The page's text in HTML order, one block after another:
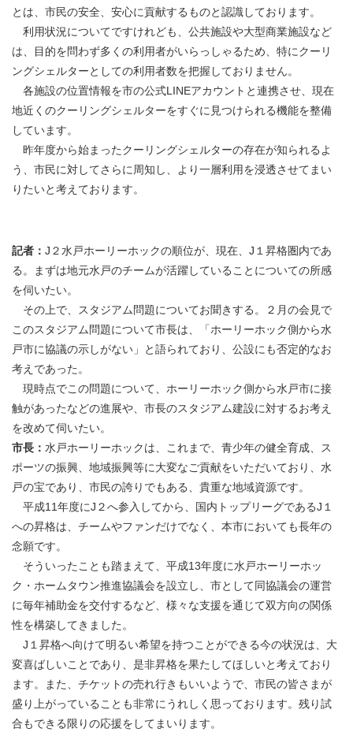
とは、市民の安全、安心に貢献するものと認識しております。
利用状況についてですけれども、公共施設や大型商業施設など
は、目的を問わず多くの利用者がいらっしゃるため、特にクーリ
ングシェルターとしての利用者数を把握しておりません。
各施設の位置情報を市の公式LINEアカウントと連携させ、現在
地近くのクーリングシェルターをすぐに見つけられる機能を整備
しています。
昨年度から始まったクーリングシェルターの存在が知られるよ
う、市民に対してさらに周知し、より一層利用を浸透させてまい
りたいと考えております。
記者： J２水戸ホーリーホックの順位が、現在、J１昇格圏内であ
る。まずは地元水戸のチームが活躍していることについての所感
を伺いたい。
その上で、スタジアム問題についてお聞きする。２月の会見で
このスタジアム問題について市長は、「ホーリーホック側から水
戸市に協議の示しがない」と語られており、公設にも否定的なお
考えであった。
現時点でこの問題について、ホーリーホック側から水戸市に接
触があったなどの進展や、市長のスタジアム建設に対するお考え
を改めて伺いたい。
市長： 水戸ホーリーホックは、これまで、青少年の健全育成、ス
ポーツの振興、地域振興等に大変なご貢献をいただいており、水
戸の宝であり、市民の誇りでもある、貴重な地域資源です。
平成11年度にJ２へ参入してから、国内トップリーグであるJ１
への昇格は、チームやファンだけでなく、本市においても長年の
念願です。
そういったことも踏まえて、平成13年度に水戸ホーリーホッ
ク・ホームタウン推進協議会を設立し、市として同協議会の運営
に毎年補助金を交付するなど、様々な支援を通じて双方向の関係
性を構築してきました。
J１昇格へ向けて明るい希望を持つことができる今の状況は、大
変喜ばしいことであり、是非昇格を果たしてほしいと考えており
ます。また、チケットの売れ行きもいいようで、市民の皆さまが
盛り上がっていることも非常にうれしく思っております。残り試
合もできる限りの応援をしてまいります。